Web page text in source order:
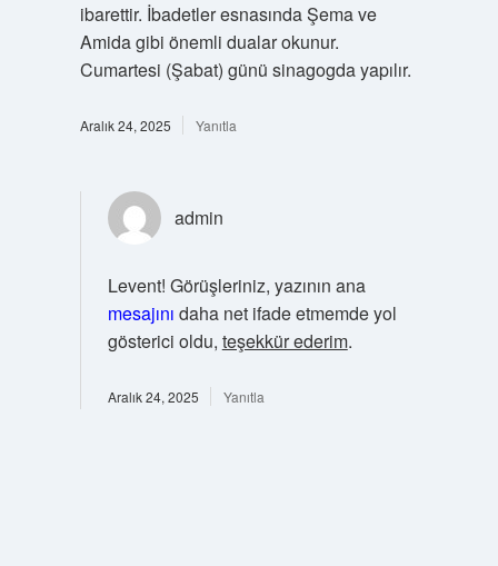
ibarettir. İbadetler esnasında Şema ve
Amida gibi önemli dualar okunur.
Cumartesi (Şabat) günü sinagogda yapılır.
Aralık 24, 2025 Yanıtla
admin
Levent! Görüşleriniz, yazının ana
mesajını daha net ifade etmemde yol
gösterici oldu, teşekkür ederim.
Aralık 24, 2025 Yanıtla